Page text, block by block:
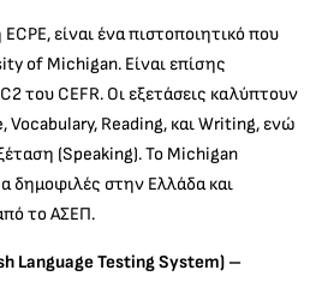
είναι ένα πιστοποιητικό που
of Michigan. Είναι επίσης
του CEFR. Οι εξετάσεις καλύπτουν
Vocabulary, Reading, και Writing, ενώ
(Speaking). Το Michigan
δημοφιλές στην Ελλάδα και
το ΑΣΕΠ.
Language Testing System) –